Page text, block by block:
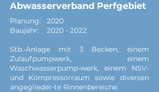
Abwasserverband Perfgebiet
Planung: 2020
Baujahr: 2020 - 2022
Stb.-Anlage mit 3 Becken, einem
Zulaufpumpwerk, einem
Waschwasserpump-werk, einem NSV-
und Kompressorraum sowie diversen
angeglieder-te Rinnenbereiche.